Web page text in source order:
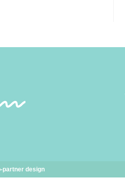
partner design